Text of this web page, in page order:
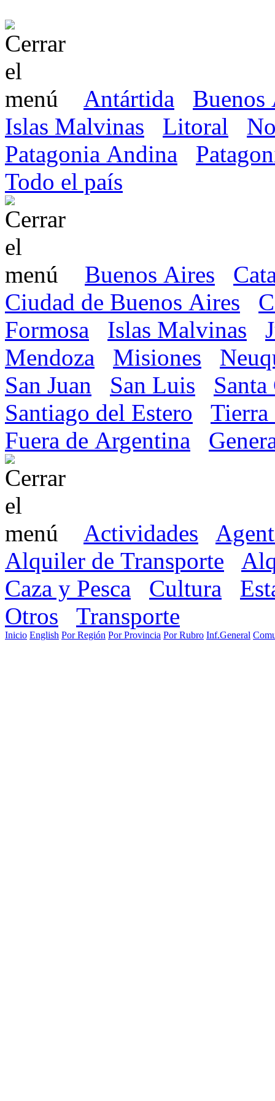
Antártida
Buenos
Islas Malvinas
Litoral
Patagonia Andina
Todo el país
Buenos Aires
Ciudad de Buenos Aires
Formosa
Islas Malvinas
Mendoza
Misiones
San Juan
San Luis
Santiago del Estero
Tierra
Fuera de Argentina
Actividades
Alquiler de Transporte
Caza y Pesca
Cultura
Otros
Transporte
Inicio English Por Región Por Provincia Por Rubro Inf.General